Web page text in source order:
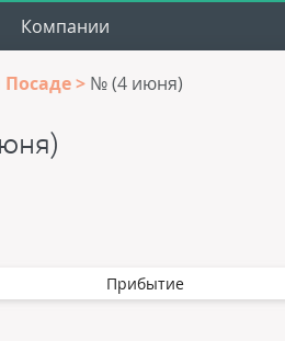
Компании
Посаде № (4 июня)
Прибытие